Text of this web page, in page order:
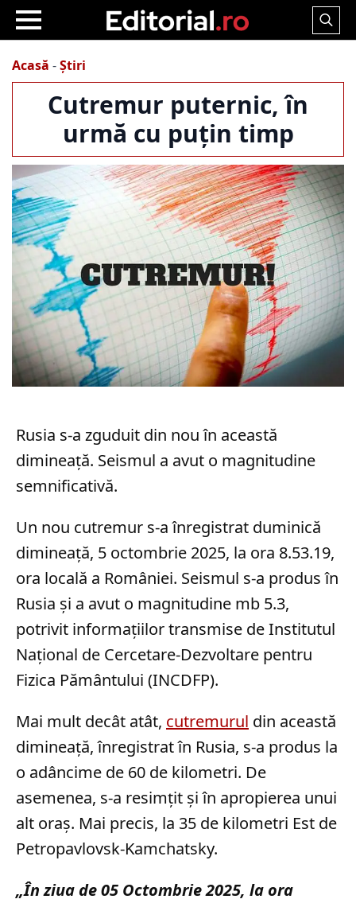
Search
Acasă -Știri
Cutremur puternic, în
urmă cu puțin timp
Rusia s-a zguduit din nou în această
dimineață. Seismul a avut o magnitudine
semnificativă.
Un nou cutremur s-a înregistrat duminică
dimineață, 5 octombrie 2025, la ora 8.53.19,
ora locală a României. Seismul s-a produs în
Rusia și a avut o magnitudine mb 5.3,
potrivit informațiilor transmise de Institutul
Național de Cercetare-Dezvoltare pentru
Fizica Pământului (INCDFP).
Mai mult decât atât, cutremurul din această
dimineață, înregistrat în Rusia, s-a produs la
o adâncime de 60 de kilometri. De
asemenea, s-a resimțit și în apropierea unui
alt oraș. Mai precis, la 35 de kilometri Est de
Petropavlovsk-Kamchatsky.
„În ziua de 05 Octombrie 2025, la ora